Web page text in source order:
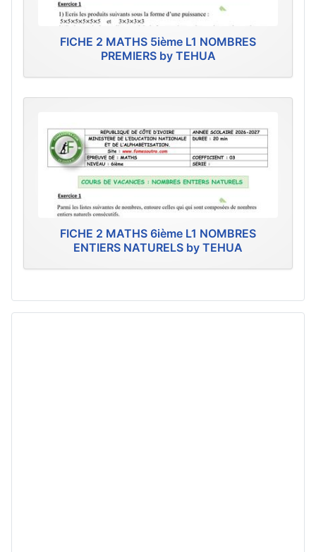
FICHE 2 MATHS 5ième L1 NOMBRES
PREMIERS by TEHUA
FICHE 2 MATHS 6ième L1 NOMBRES
ENTIERS NATURELS by TEHUA